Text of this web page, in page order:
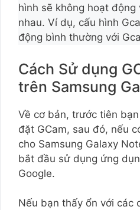
hình sẽ không hoạt
nhau. Ví dụ, cấu hình
động bình thường với
Cách Sử dụng
trên Samsung
Về cơ bản, trước tiên
đặt GCam, sau đó, nếu
cho Samsung Galaxy
bắt đầu sử dụng ứng
Google.
Nếu bạn thấy ổn với các